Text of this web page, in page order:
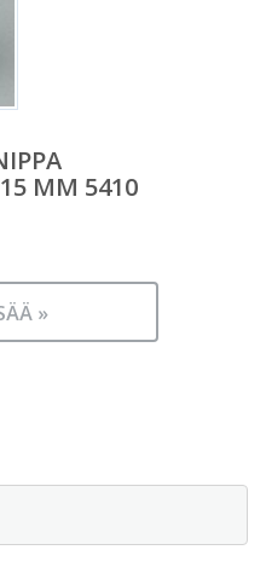
MM 5410
»